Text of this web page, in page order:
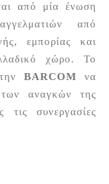
από μία ένωση
από
εμπορίας και
χώρο. Το
BARCOM να
αναγκών της
τις συνεργασίες